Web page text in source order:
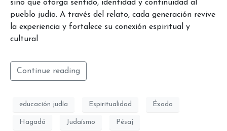
sino que otorga sentido, identidad y continuidad al
pueblo judío. A través del relato, cada generación revive
la experiencia y fortalece su conexión espiritual y
cultural
Continue reading
educación judía Espiritualidad Éxodo
Hagadá Judaísmo Pésaj